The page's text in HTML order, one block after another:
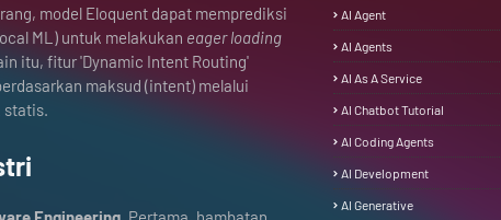
model Eloquent dapat memprediksi
ML) untuk melakukan eager loading
itu, fitur 'Dynamic Intent Routing'
maksud (intent) melalui
statis.
AI Agent
AI Agents
AI As A Service
AI Chatbot Tutorial
AI Coding Agents
AI Development
AI Generative